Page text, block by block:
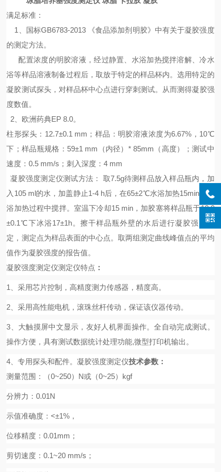
满足标准：
1、国标GB6783-2013 《食品添加剂明胶》中有关于凝胶强度
的测定方法。
配置浓度的明胶溶液，经过静置、水浴加热搅拌溶解、冷水
浴等样品溶液制备过程后，取放于特定的样品杯内。选用特定的
凝胶测试探头，对样品杯中心点进行穿刺测试。从而测得凝胶强
度数值。
2、欧洲药典EP 8.0。
柱形探头： 12.7±0.1 mm；样品：明胶溶液浓度为6.67%，10℃
下；样品瓶规格：59±1 mm（内径）* 85mm（高度）；测试中
速度：0.5 mm/s；刺入深度：4 mm
凝胶强度测定仪测试方法：
取7.5g待测样品放入样品瓶内，加
入105 ml的水，加盖静止1-4 h后，在65±2℃水浴加热15min，水
浴加热过程中搅拌。室温下冷却15 min，加胶塞将样品瓶于10.0
±0.1℃下冰浴17±1h。擦干样品瓶外壁的水后进行凝胶强度测
定，测定点为样品表面的中心点。取两组测定曲线峰值点的平均
值作为凝胶强度的报告值。
凝胶强度测定仪测定仪特点 ：
1、采用芯片控制，高精度测力传感器，精度高。
2、采用高性能电机，滚珠丝杆传动，保证该仪器传动。
3、大触摸屏中文显示，友好人机界面操作。全自动完成测试。
操作方便，具有测试数据统计处理功能,微型打印机输出。
4、专用探头和配件。凝胶强度测定仪技术参数：
测量范围：（0~250）N或（0~25）kgf
分辨力：0.01N
示值准确度：<±1%，
位移精度：0.01mm；
剪切速度：0.1~20 mm/s；